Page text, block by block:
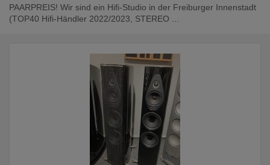
PAARPREIS! Wir sind ein Hifi-Studio in der Freiburger Innenstadt
(TOP40 Hifi-Händler 2022/2023, STEREO ...